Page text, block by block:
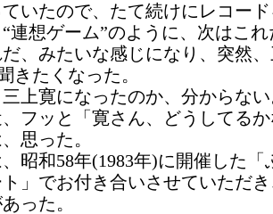
いたので、たて続けにレコー
連想ゲーム”のように、次はこ
、みたいな感じになり、突然
きたくなった。
上寛になったのか、分からな
フッと「寛さん、どうしてる
思った。
昭和58年(1983年)に開催した「
」でお付き合いさせていただ
った。